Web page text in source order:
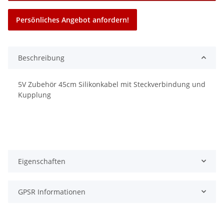
Persönliches Angebot anfordern!
Beschreibung
5V Zubehör 45cm Silikonkabel mit Steckverbindung und
Kupplung
Eigenschaften
GPSR Informationen